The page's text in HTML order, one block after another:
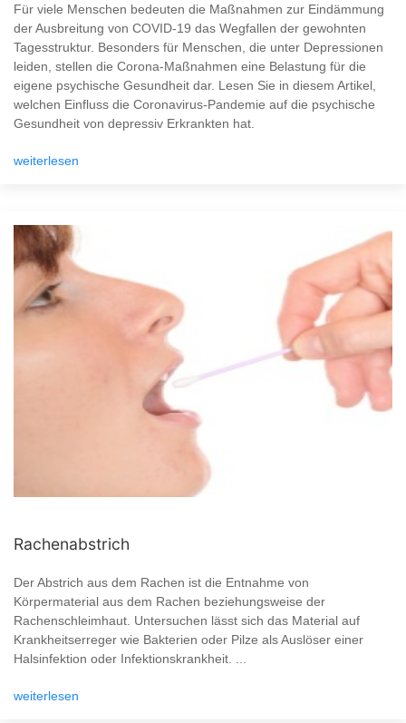
Für viele Menschen bedeuten die Maßnahmen zur Eindämmung
der Ausbreitung von COVID-19 das Wegfallen der gewohnten
Tagesstruktur. Besonders für Menschen, die unter Depressionen
leiden, stellen die Corona-Maßnahmen eine Belastung für die
eigene psychische Gesundheit dar. Lesen Sie in diesem Artikel,
welchen Einfluss die Coronavirus-Pandemie auf die psychische
Gesundheit von depressiv Erkrankten hat.
weiterlesen
Rachenabstrich
Der Abstrich aus dem Rachen ist die Entnahme von
Körpermaterial aus dem Rachen beziehungsweise der
Rachenschleimhaut. Untersuchen lässt sich das Material auf
Krankheitserreger wie Bakterien oder Pilze als Auslöser einer
Halsinfektion oder Infektionskrankheit. ...
weiterlesen